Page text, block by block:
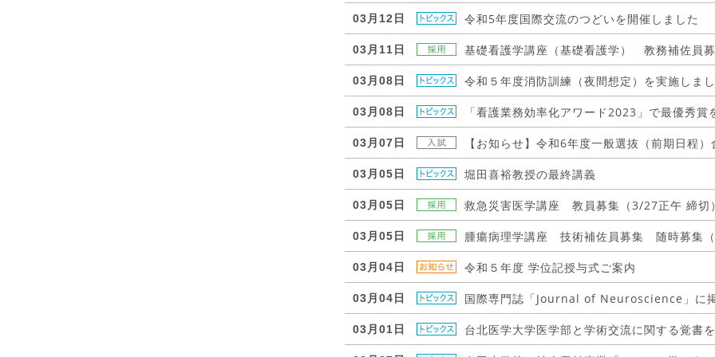
03月12日 令和5年度国際交流のつどいを開催しました
03月11日 基礎看護学講座（基礎看護学） 教務補佐員
03月08日 令和５年度消防訓練（夜間想定）を実施しま
03月08日 「看護業務効率化アワード2023」で最優秀賞
03月07日 【お知らせ】令和6年度一般選抜（前期日程
03月05日 堀田喜裕教授の最終講義
03月05日 救急災害医学講座 教員募集（3/27正午 締切
03月05日 腫瘍病理学講座 技術補佐員募集 随時募集
03月04日 令和５年度 学位記授与式ご案内
03月04日 国際専門誌「Journal of Neuroscience」に
03月01日 台北医学大学医学部と学術交流に関する覚書